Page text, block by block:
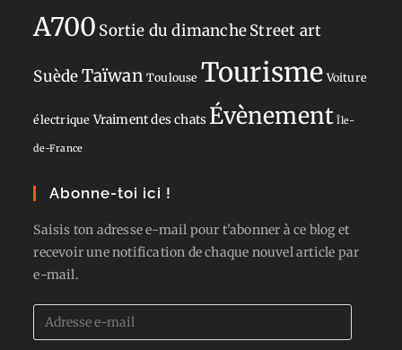
A700 Sortie du dimancheStreet art
SuèdeTaïwan Toulouse Tourisme Voiture
électrique Vraiment des chats Évènement Île-
de-France
Abonne-toi ici !
Saisis ton adresse e-mail pour t'abonner à ce blog et
recevoir une notification de chaque nouvel article par
e-mail.
Adresse
e-